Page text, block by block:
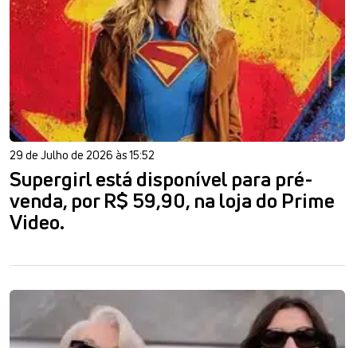
29 de Julho de 2026 às 15:52
Supergirl está disponível para pré-
venda, por R$ 59,90, na loja do Prime
Video.